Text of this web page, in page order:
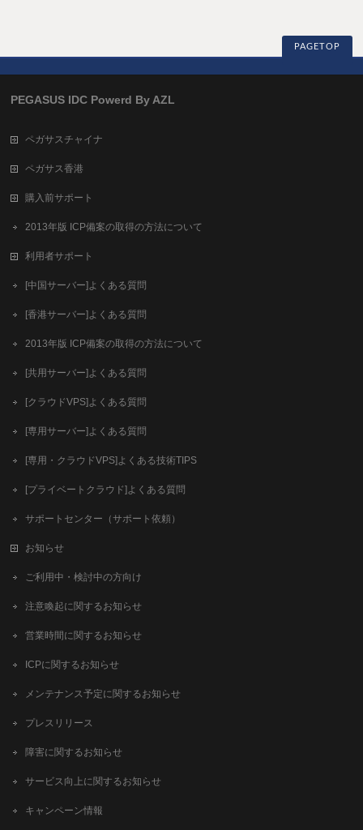
PAGETOP
PEGASUS IDC Powerd By AZL
ペガサスチャイナ
ペガサス香港
購入前サポート
2013年版 ICP備案の取得の方法について
利用者サポート
[中国サーバー]よくある質問
[香港サーバー]よくある質問
2013年版 ICP備案の取得の方法について
[共用サーバー]よくある質問
[クラウドVPS]よくある質問
[専用サーバー]よくある質問
[専用・クラウドVPS]よくある技術TIPS
[プライベートクラウド]よくある質問
サポートセンター（サポート依頼）
お知らせ
ご利用中・検討中の方向け
注意喚起に関するお知らせ
営業時間に関するお知らせ
ICPに関するお知らせ
メンテナンス予定に関するお知らせ
プレスリリース
障害に関するお知らせ
サービス向上に関するお知らせ
キャンペーン情報